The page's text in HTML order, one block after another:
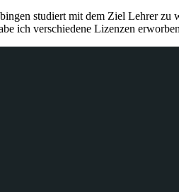
studiert mit dem Ziel Lehrer
ich verschiedene Lizenzen